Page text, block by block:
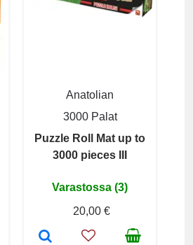
Anatolian
3000 Palat
Puzzle Roll Mat up to
3000 pieces III
Varastossa (3)
20,00 €